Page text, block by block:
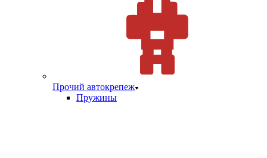
Прочий автокрепеж
Пружины